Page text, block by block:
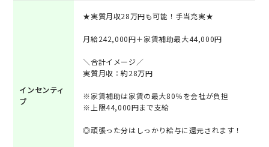
インセンティ
ブ
★実質月収28万円も可能！手当充実★
月給242,000円＋家賃補助最大44,000円
＼合計イメージ／
実質月収：約28万円
※家賃補助は家賃の最大80％を会社が負担
※上限44,000円まで支給
◎頑張った分はしっかり給与に還元されます！